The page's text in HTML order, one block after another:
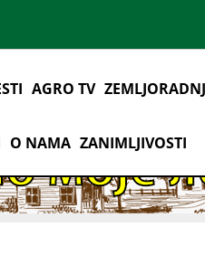
AGRO TV
O NAMA ZANIMLJIVOSTI